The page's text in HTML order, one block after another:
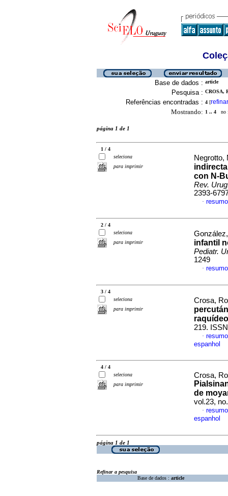
Base de dados : article
Pesquisa : CROSA,
Referências encontradas : 4 [refinar
Mostrando: 1 .. 4 no
página 1 de 1
1 / 4
seleciona
para imprimir
con N-
Rev.
2393-
·
2 / 4
seleciona
para imprimir
infantil
Pediatr.
1249
·
3 / 4
seleciona
para imprimir
Crosa,
raquídeo
219.
·
espanhol
4 / 4
seleciona
para imprimir
Crosa,
de
vol.23,
·
espanhol
página 1 de 1
Refinar a pesquisa
Base de dados : article